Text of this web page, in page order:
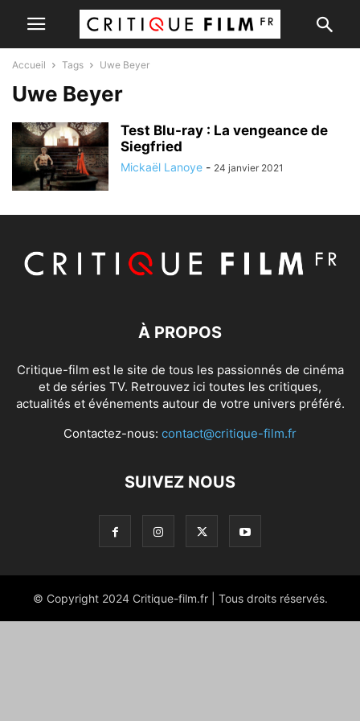
Accueil Tags Uwe Beyer
Uwe Beyer
Test Blu-ray : La vengeance de
Siegfried
Mickaël Lanoye - 24 janvier 2021
À PROPOS
Critique-film est le site de tous les passionnés de cinéma
et de séries TV. Retrouvez ici toutes les critiques,
actualités et événements autour de votre univers préféré.
Contactez-nous: contact@critique-film.fr
SUIVEZ NOUS
© Copyright 2024 Critique-film.fr | Tous droits réservés.